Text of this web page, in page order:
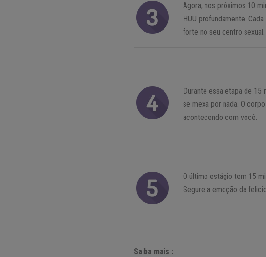
Agora, nos próximos 10
HUU profundamente.
forte no seu centro
Durante essa etapa de
se mexa por nada. O
acontecendo com você.
O último estágio tem 15
Segure a emoção da
Saiba mais :